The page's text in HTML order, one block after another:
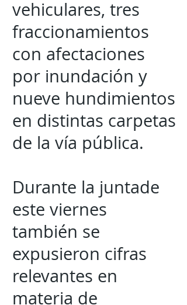
vehiculares, tres
fraccionamientos
con afectaciones
por inundación y
nueve hundimientos
en distintas carpetas
de la vía pública.
Durante la juntade
este viernes
también se
expusieron cifras
relevantes en
materia de